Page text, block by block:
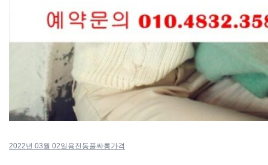
2022년 03월 02일 용전동풀싸롱가격